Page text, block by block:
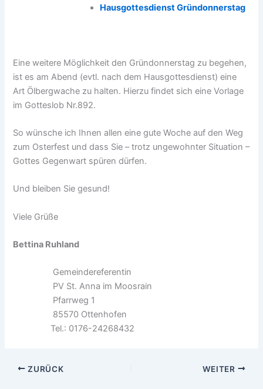
Hausgottesdienst Gründonnerstag
Eine weitere Möglichkeit den Gründonnerstag zu begehen,
ist es am Abend (evtl. nach dem Hausgottesdienst) eine
Art Ölbergwache zu halten. Hierzu findet sich eine Vorlage
im Gotteslob Nr.892.
So wünsche ich Ihnen allen eine gute Woche auf den Weg
zum Osterfest und dass Sie – trotz ungewohnter Situation –
Gottes Gegenwart spüren dürfen.
Und bleiben Sie gesund!
Viele Grüße
Bettina Ruhland
Gemeindereferentin
PV St. Anna im Moosrain
Pfarrweg 1
85570 Ottenhofen
Tel.: 0176-24268432
ZURÜCK WEITER